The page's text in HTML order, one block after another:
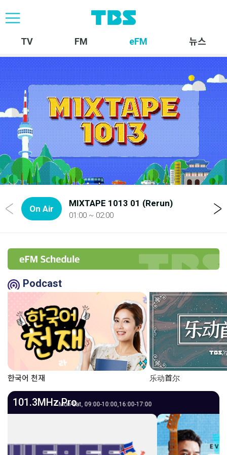
TV FM eFM 뉴스
U
n
u
t
S
a
m
T
y
On Air
MIXTAPE 1013 01 (Rerun)
01:00 ~ 02:00
Podcast
한국어 천재 乐动首尔
101.3MHz Pro
09:00-10:00,16:00-17:00